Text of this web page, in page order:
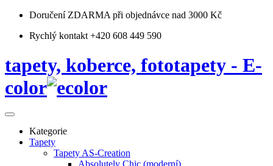
Doručení ZDARMA při objednávce nad 3000 Kč
Rychlý kontakt +420 608 449 590
tapety, koberce, fototapety - E-
color
Kategorie
Tapety
Tapety AS-Creation
Absolutely Chic (moderní)